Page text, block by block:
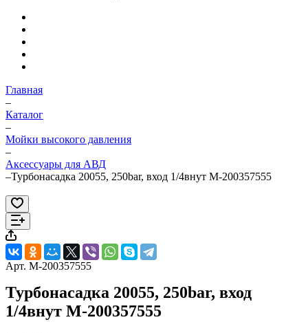
Главная
–
Каталог
–
Мойки высокого давления
–
Аксессуары для АВД
–Турбонасадка 20055, 250bar, вход 1/4внут M-200357555
Арт. M-200357555
Турбонасадка 20055, 250bar, вход
1/4внут M-200357555